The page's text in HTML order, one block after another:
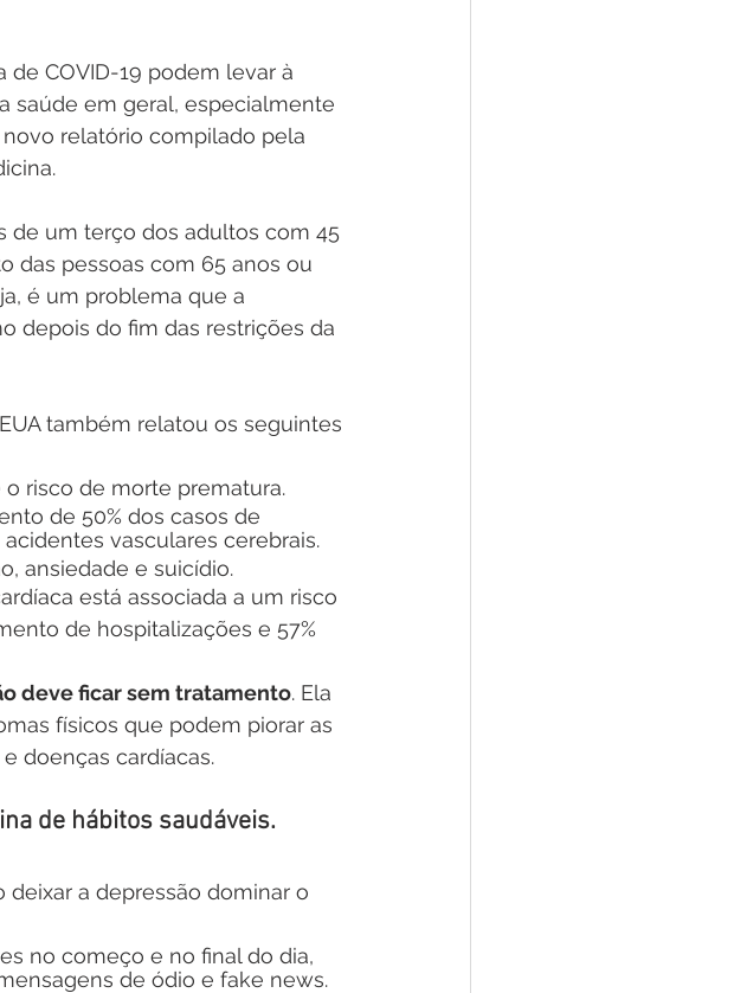
de COVID-19 podem levar à
saúde em geral, especialmente
relatório compilado pela
de um terço dos adultos com 45
das pessoas com 65 anos ou
é um problema que a
depois do fim das restrições da
também relatou os seguintes
risco de morte prematura.
de 50% dos casos de
vasculares cerebrais.
ansiedade e suicídio.
está associada a um risco
de hospitalizações e 57%
deve ficar sem tratamento. Ela
físicos que podem piorar as
doenças cardíacas.
de hábitos saudáveis.
deixar a depressão dominar o
no começo e no final do dia,
de ódio e fake news.